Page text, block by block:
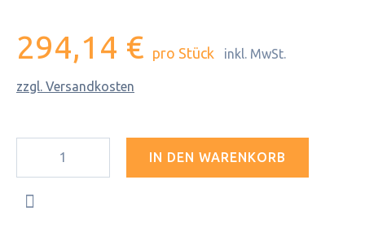
294,14 € pro Stück inkl. MwSt.
zzgl. Versandkosten
IN DEN WARENKORB